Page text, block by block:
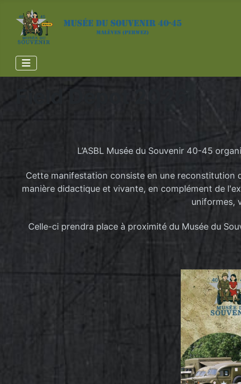
Field Depot 2026
L’ASBL Musée du Souvenir 40-45
Cette manifestation consiste en une reconstitution
manière didactique et vivante, en complément de
uniformes,
Celle-ci prendra place à proximité du Musée du